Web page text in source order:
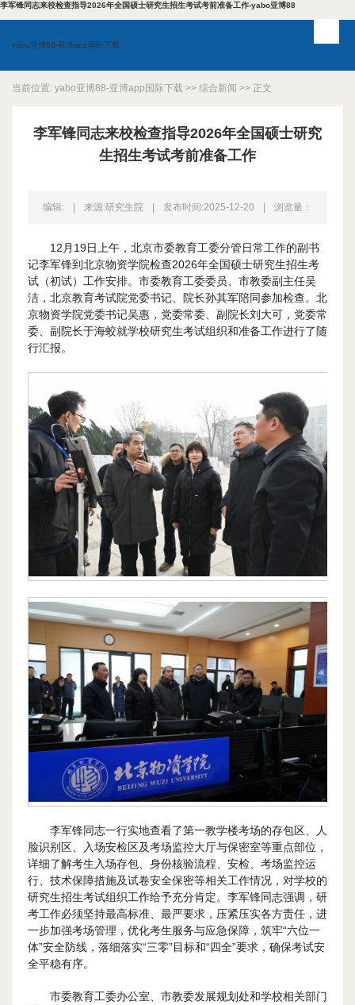
李军锋同志来校检查指导2026年全国硕士研究生招生考试考前准备工作-yabo亚博88
yabo亚博88-亚博app国际下载
当前位置: yabo亚博88-亚博app国际下载 >> 综合新闻 >> 正文
李军锋同志来校检查指导2026年全国硕士研究
生招生考试考前准备工作
编辑: 来源:研究生院 发布时间:2025-12-20 浏览量：
12月19日上午，北京市委教育工委分管日常工作的副书
记李军锋到北京物资学院检查2026年全国硕士研究生招生考
试（初试）工作安排。市委教育工委委员、市教委副主任吴
洁，北京教育考试院党委书记、院长孙其军陪同参加检查。北
京物资学院党委书记吴惠，党委常委、副院长刘大可，党委常
委、副院长于海蛟就学校研究生考试组织和准备工作进行了随
行汇报。
李军锋同志一行实地查看了第一教学楼考场的存包区、人
脸识别区、入场安检区及考场监控大厅与保密室等重点部位，
详细了解考生入场存包、身份核验流程、安检、考场监控运
行、技术保障措施及试卷安全保密等相关工作情况，对学校的
研究生招生考试组织工作给予充分肯定。李军锋同志强调，研
考工作必须坚持最高标准、最严要求，压紧压实各方责任，进
一步加强考场管理，优化考生服务与应急保障，筑牢“六位一
体”安全防线，落细落实“三零”目标和“四全”要求，确保考试安
全平稳有序。
市委教育工委办公室、市教委发展规划处和学校相关部门